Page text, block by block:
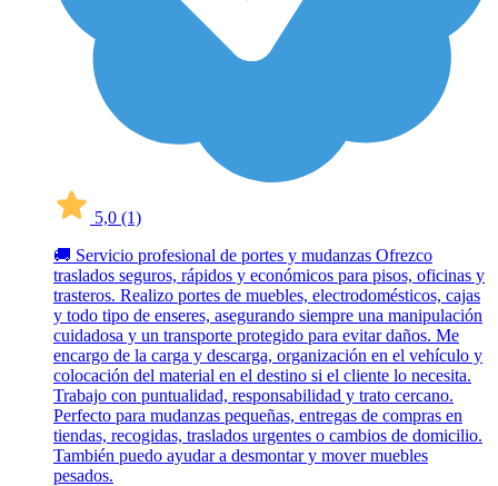
5,0 (1)
🚚 Servicio profesional de portes y mudanzas Ofrezco
traslados seguros, rápidos y económicos para pisos, oficinas y
trasteros. Realizo portes de muebles, electrodomésticos, cajas
y todo tipo de enseres, asegurando siempre una manipulación
cuidadosa y un transporte protegido para evitar daños. Me
encargo de la carga y descarga, organización en el vehículo y
colocación del material en el destino si el cliente lo necesita.
Trabajo con puntualidad, responsabilidad y trato cercano.
Perfecto para mudanzas pequeñas, entregas de compras en
tiendas, recogidas, traslados urgentes o cambios de domicilio.
También puedo ayudar a desmontar y mover muebles
pesados.